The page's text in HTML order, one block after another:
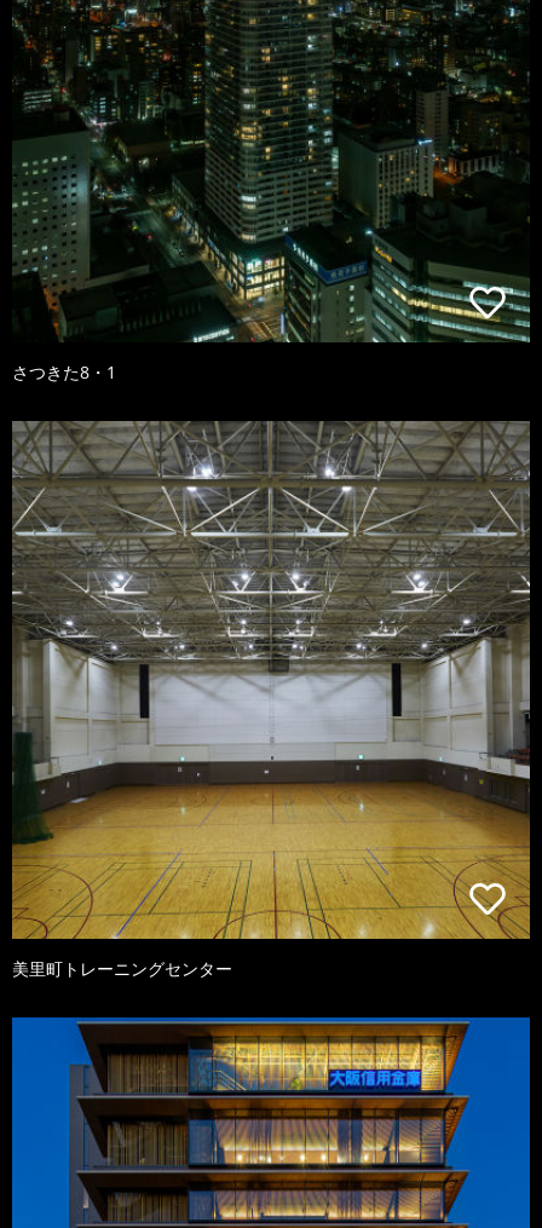
さつきた8・1
美里町トレーニングセンター